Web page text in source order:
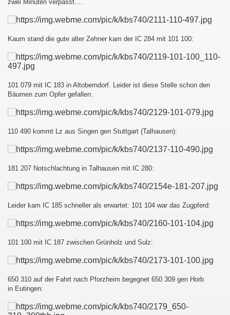
zwei Minuten verpasst....
Kaum stand die gute alter Zehner kam der IC 284 mit 101 100:
101 079 mit IC 183 in Altoberndorf. Leider ist diese Stelle schon den
Bäumen zum Opfer gefallen:
110 490 kommt Lz aus Singen gen Stuttgart (Talhausen):
181 207 Notschlachtung in Talhausen mit IC 280:
Leider kam IC 185 schneller als erwartet: 101 104 war das Zugpferd:
101 100 mit IC 187 zwischen Grünholz und Sulz:
650 310 auf der Fahrt nach Pforzheim begegnet 650 309 gen Horb
in Eutingen:
- Děčín und zurück
Niebüll
:-D